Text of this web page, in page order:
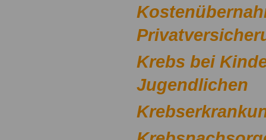
Krebs bei
Jugendlichen